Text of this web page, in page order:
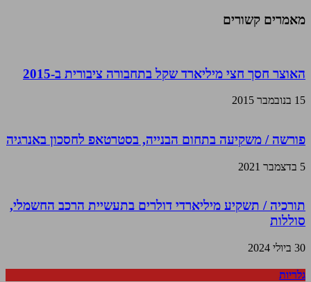
מאמרים קשורים
האוצר חסך חצי מיליארד שקל בתחבורה ציבורית ב-2015
15 בנובמבר 2015
פורשה / משקיעה בתחום הבנייה, בסטרטאפ לחסכון באנרגיה
5 בדצמבר 2021
תורכיה / תשקיע מיליארדי דולרים בתעשיית הרכב החשמלי,
סוללות
30 ביולי 2024
גלריות